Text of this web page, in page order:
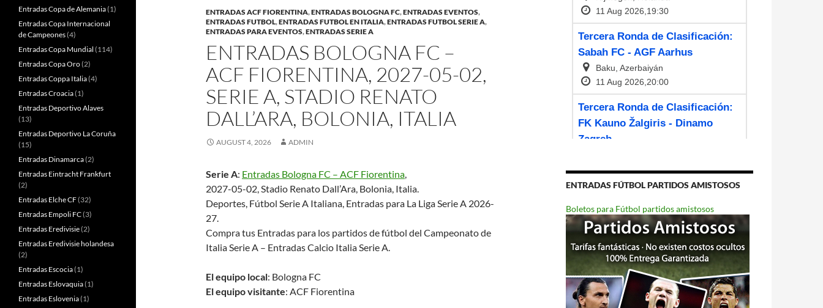
ENTRADAS ACF FIORENTINA,ENTRADAS BOLOGNA FC,ENTRADAS EVENTOS,
ENTRADAS FUTBOL,ENTRADAS FUTBOL EN ITALIA,ENTRADAS FUTBOL SERIE A,
ENTRADAS PARA EVENTOS,ENTRADAS SERIE A
ENTRADAS BOLOGNA FC –
ACF FIORENTINA, 2027-05-02,
SERIE A, STADIO RENATO
DALL’ARA, BOLONIA, ITALIA
AUGUST 4, 2026 ADMIN
Serie A: Entradas Bologna FC – ACF Fiorentina,
2027-05-02, Stadio Renato Dall’Ara, Bolonia, Italia.
Deportes, Fútbol Serie A Italiana, Entradas para La Liga Serie A 2026-
27.
Compra tus Entradas para los partidos de fútbol del Campeonato de
Italia Serie A – Entradas Calcio Italia Serie A.
El equipo local: Bologna FC
El equipo visitante: ACF Fiorentina
ENTRADAS FÚTBOL PARTIDOS AMISTOSOS
Boletos para Fútbol partidos amistosos
Entradas Copa de Alemania(1)
Entradas Copa Internacional
de Campeones(4)
Entradas Copa Mundial (114)
Entradas Copa Oro(2)
Entradas Coppa Italia(4)
Entradas Croacia(1)
Entradas Deportivo Alaves
(13)
Entradas Deportivo La Coruña
(15)
Entradas Dinamarca(2)
Entradas Eintracht Frankfurt
(2)
Entradas Elche CF(32)
Entradas Empoli FC(3)
Entradas Eredivisie(2)
Entradas Eredivisie holandesa
(2)
Entradas Escocia(1)
Entradas Eslovaquia(1)
Entradas Eslovenia(1)